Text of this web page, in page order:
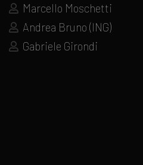
Marcello Moschetti
Andrea Bruno (ING)
Gabriele Girondi